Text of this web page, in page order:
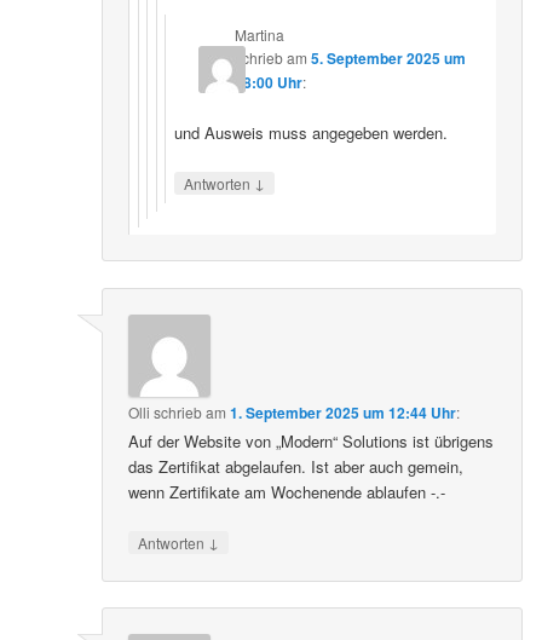
Martina
schriebam 5. September 2025 um
18:00 Uhr:
und Ausweis muss angegeben werden.
Antworten ↓
Olli schriebam1. September 2025 um 12:44 Uhr:
Auf der Website von „Modern“ Solutions ist übrigens
das Zertifikat abgelaufen. Ist aber auch gemein,
wenn Zertifikate am Wochenende ablaufen -.-
Antworten ↓